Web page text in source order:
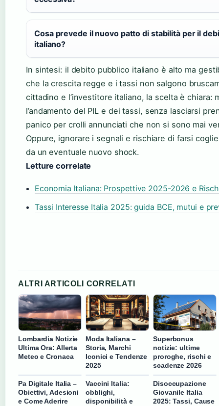
Cosa prevede il nuovo patto di stabilità per il
italiano?
In sintesi: il debito pubblico italiano è alto ma
che la crescita regge e i tassi non salgono
cittadino e l’investitore italiano, la scelta è chiara:
l’andamento del PIL e dei tassi, senza lasciarsi
panico per crolli annunciati che non si sono mai
Oppure, ignorare i segnali e rischiare di farsi
da un eventuale nuovo shock.
Letture correlate
Economia Italiana: Prospettive 2025-2026 e
Tassi Interesse Italia 2025: guida BCE, mutui e
ALTRI ARTICOLI CORRELATI
Lombardia Notizie
Ultima Ora: Allerta
Meteo e Cronaca
Moda Italiana –
Storia, Marchi
Iconici e Tendenze
2025
Superbonus
notizie: ultime
proroghe, rischi e
scadenze 2026
Pa Digitale Italia –
Obiettivi, Adesioni
e Come Aderire
Vaccini Italia:
obblighi,
disponibilità e
Disoccupazione
Giovanile Italia
2025: Tassi, Cause